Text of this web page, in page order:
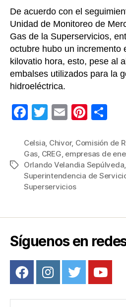
De acuerdo con el
Unidad de Monitoreo de
Gas de la Superservicios,
octubre hubo un incremento
kilovatio hora, esto, pese al
embalses utilizados para la
hidroeléctrica.
F
c
e
b
o
k
T
tt
er
E
ail
Pi
er
e
st
m
p
ar
Etiquetas
Celsia, Chivor, Comisión de
Gas, CREG, empresas de
Orlando Velandia Sepúlveda,
Superintendencia de
Superservicios
Síguenos en